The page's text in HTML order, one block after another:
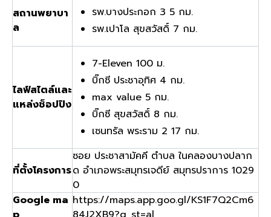
สถานพยาบา
ล
รพ.บางประกอก 3 5 กม.
รพ.เปาโล สุขสวัสดิ์ 7 กม.
ไลฟ์สไตล์และ
แหล่งช็อปปิง
7-Eleven 100 ม.
บิ๊กซี ประชาอุทิศ 4 กม.
max value 5 กม.
บิ๊กซี สุขสวัสดิ์ 8 กม.
เซนทรัล พระราม 2 17 กม.
ที่ตั้งโครงการ
ซอย ประชาสามัคคี ตำบล ในคลองบางปลาก
ด อำเภอพระสมุทรเจดีย์ สมุทรปราการ 1029
0
Google ma https://maps.app.goo.gl/KS1F7Q2Cm6